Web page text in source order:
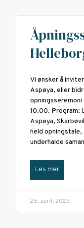
Vi ønsker å
Aspøya, eller
opningsseremoni
10.00. Program:
Aspøya,
held
underhalde
Les mer
25. april, 2023